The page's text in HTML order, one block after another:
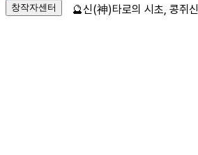
창작자센터 🔮신(神)타로의 시초, 콩쥐